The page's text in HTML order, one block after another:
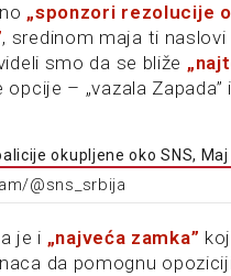
„sponzori rezolucije
, sredinom maja ti
smo da se bliže
– „vazala Zapada”
@sns_srbija
je i „najveća zamka”
da pomognu